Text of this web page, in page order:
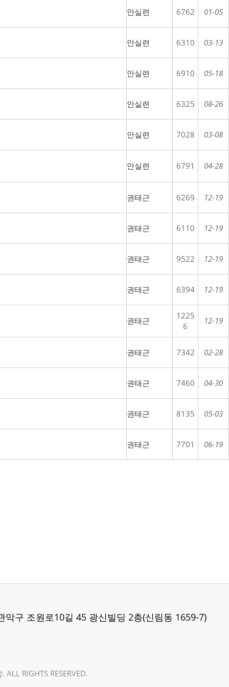
안실련 6762 01-05
안실련 6310 03-13
안실련 6910 05-18
안실련 6325 08-26
안실련 7028 03-08
안실련 6791 04-28
권태근 6269 12-19
권태근 6110 12-19
권태근 9522 12-19
권태근 6394 12-19
권태근
1225
6
12-19
권태근 7342 02-28
권태근 7460 04-30
권태근 8135 05-03
권태근 7701 06-19
악구 조원로10길 45 광신빌딩 2층(신림동 1659-7)
RIGHTS RESERVED.